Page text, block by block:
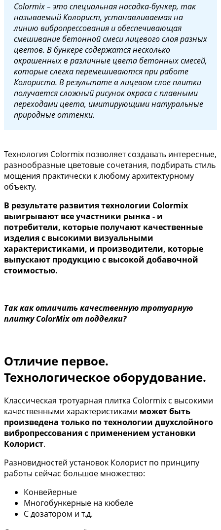
Colormix – это специальная насадка-бункер, так
называемый Колорист, устанавливаемая на
линию вибропрессования и обеспечивающая
смешивание бетонной смеси лицевого слоя разных
цветов. В бункере содержатся несколько
окрашенных в различные цвета бетонных смесей,
которые слегка перемешиваются при работе
Колориста. В результате в лицевом слое плитки
получается сложный рисунок окраса с плавными
переходами цвета, имитирующими натуральные
природные оттенки.
Технология Colormix позволяет создавать интересные,
разнообразные цветовые сочетания, подбирать стиль
мощения практически к любому архитектурному
объекту.
В результате развития технологии Colormix
выигрывают все участники рынка - и
потребители, которые получают качественные
изделия с высокими визуальными
характеристиками, и производители, которые
выпускают продукцию с высокой добавочной
стоимостью.
Так как отличить качественную тротуарную
плитку ColorMix от подделки?
Отличие первое.
Технологическое оборудование.
Классическая тротуарная плитка Colormix с высокими
качественными характеристиками может быть
произведена только по технологии двухслойного
вибропрессования с применением установки
Колорист.
Разновидностей установок Колорист по принципу
работы сейчас большое множество:
Конвейерные
Многобункерные на кюбеле
С дозатором и т.д.